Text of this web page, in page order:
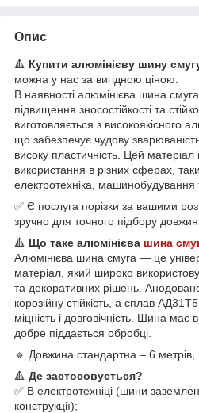
Опис
🔺 Купити алюмінієву шину
можна у нас за вигідною ціною.
В наявності алюмінієва шина
підвищення зносостійкості та
виготовляється з високоякісного
що забезпечує чудову
високу пластичність. Цей матеріал
використання в різних сферах,
електротехніка, машинобудування
✅ Є послуга порізки за вашими
зручно для точного підбору
🔺 Що таке алюмінієва шина
Алюмінієва шина смуга — це
матеріал, який широко
та декоративних рішень.
корозійну стійкість, а сплав
міцність і довговічність. Шина має
добре піддається обробці.
🔹 Довжина стандартна – 6
🔺 Де застосовується?
✅ В електротехніці (шини
конструкції);